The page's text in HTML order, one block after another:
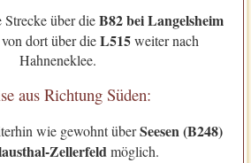
über dieB82 bei Langelsheim
dort über dieL515weiter nach
Hahneneklee.
aus Richtung Süden:
wie gewohnt überSeesen (B248)
Zellerfeldmöglich.